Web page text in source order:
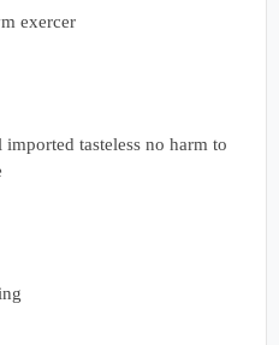
exercer
tasteless no harm to